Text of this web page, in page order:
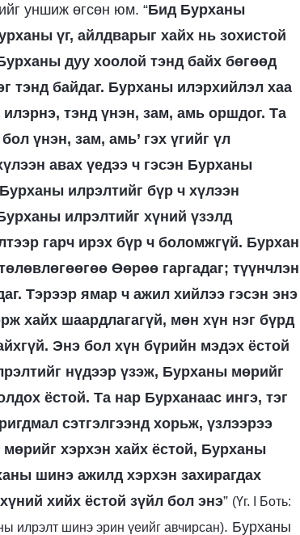
уншиж өгсөн юм. “Бид Бурханы
үг, айлдварыг хайх нь зохистой
дуу хоолой тэнд байх бөгөөд
тэнд байдаг. Бурханы илэрхийлэл хаа
тэнд үнэн, зам, амь оршдог. Та
үнэн, зам, амь’ гэх үгийг үл
авах үедээ ч гэсэн Бурханы
илрэлтийг бүр ч хүлээн
илрэлтийг хүний үзэлд
гарч ирэх бүр ч боломжгүй. Бурхан
Өөрөө гаргадаг; түүнчлэн
Тэрээр ямар ч ажил хийлээ гэсэн энэ
хайх шаардлагагүй, мөн хүн нэг бүрд
Энэ бол хүн бүрийн мэдэх ёстой
нүдээр үзэж, Бурханы мөрийг
ёстой. Та нар Бурханаас ингэ, тэг
сэтгэлгээнд хорьж, үзлээрээ
хэрхэн хайх ёстой, Бурханы
шинэ ажилд хэрхэн захирагдах
хийх ёстой зүйл бол энэ” (Үг. I Боть:
илрэлт шинэ эрин үеийг авчирсан). Бурханы